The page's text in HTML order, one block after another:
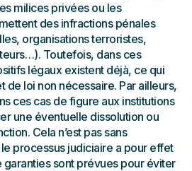
milices privées ou les
des infractions pénales
organisations terroristes,
Toutefois, dans ces
légaux existent déjà, ce qui
de loi non nécessaire. Par ailleurs,
ces cas de figure aux institutions
une éventuelle dissolution ou
Cela n’est pas sans
processus judiciaire a pour effet
sont prévues pour éviter